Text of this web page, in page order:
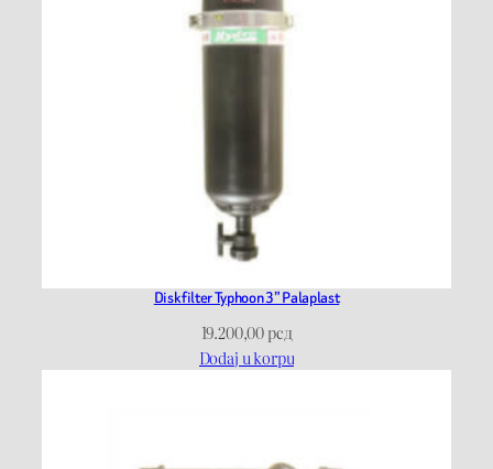
Disk filter Typhoon 3” Palaplast
19.200,00рсд
Dodaj u korpu